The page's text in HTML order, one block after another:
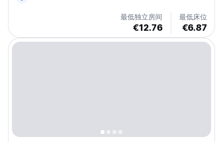
最低独立房间
€12.76
最低床位
€6.87